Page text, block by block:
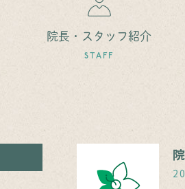
院長・スタッフ紹介
STAFF